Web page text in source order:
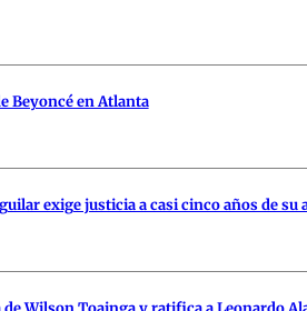
Beyoncé en Atlanta
exige justicia a casi cinco años de su